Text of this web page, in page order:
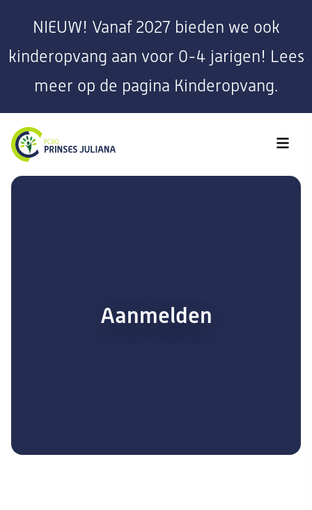
NIEUW! Vanaf 2027 bieden we ook
kinderopvang aan voor 0-4 jarigen! Lees
meer op de pagina Kinderopvang.
Aanmelden